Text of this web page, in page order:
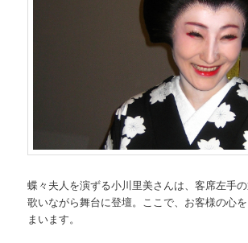
蝶々夫人を演ずる小川里美さんは、客席左手の
歌いながら舞台に登壇。ここで、お客様の心
まいます。